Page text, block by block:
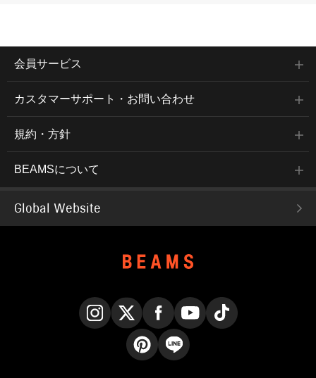
会員サービス
カスタマーサポート・お問い合わせ
規約・方針
BEAMSについて
Global Website